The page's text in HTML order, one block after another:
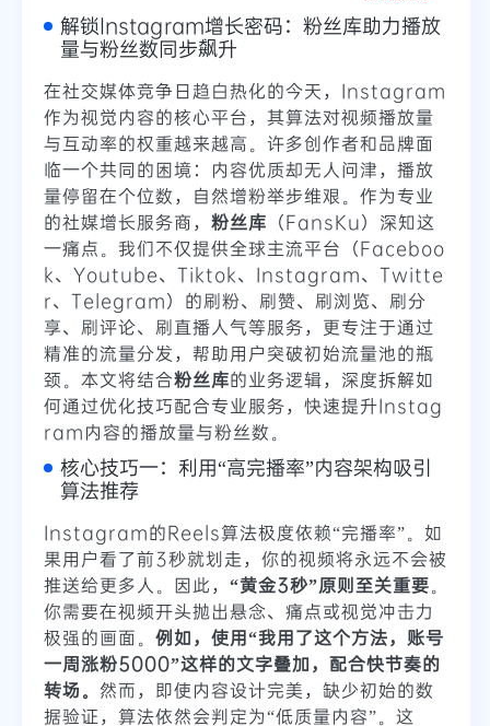
解锁Instagram增长密码：粉丝库助力播放
量与粉丝数同步飙升
在社交媒体竞争日趋白热化的今天，Instagram
作为视觉内容的核心平台，其算法对视频播放量
与互动率的权重越来越高。许多创作者和品牌面
临一个共同的困境：内容优质却无人问津，播放
量停留在个位数，自然增粉举步维艰。作为专业
的社媒增长服务商， 粉丝库 （FansKu）深知这
一痛点。我们不仅提供全球主流平台（Faceboo
k、Youtube、Tiktok、Instagram、Twitte
r、Telegram）的刷粉、刷赞、刷浏览、刷分
享、刷评论、刷直播人气等服务，更专注于通过
精准的流量分发，帮助用户突破初始流量池的瓶
颈。本文将结合粉丝库的业务逻辑，深度拆解如
何通过优化技巧配合专业服务，快速提升Instag
ram内容的播放量与粉丝数。
核心技巧一：利用“高完播率”内容架构吸引
算法推荐
Instagram的Reels算法极度依赖“完播率”。如
果用户看了前3秒就划走，你的视频将永远不会被
推送给更多人。因此， “黄金3秒”原则至关重要。
你需要在视频开头抛出悬念、痛点或视觉冲击力
极强的画面。 例如，使用“我用了这个方法，账号
一周涨粉5000”这样的文字叠加，配合快节奏的
转场。 然而，即使内容设计完美，缺少初始的数
据验证，算法依然会判定为“低质量内容”。这